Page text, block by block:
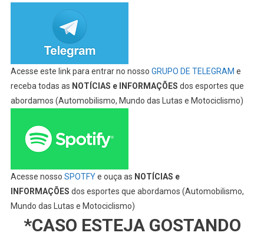
Acesse este link para entrar no nosso GRUPO DE TELEGRAM e
receba todas as NOTÍCIAS e INFORMAÇÕES dos esportes que
abordamos (Automobilismo, Mundo das Lutas e Motociclismo)
Acesse nosso SPOTFYe ouça as NOTÍCIAS e
INFORMAÇÕES dos esportes que abordamos (Automobilismo,
Mundo das Lutas e Motociclismo)
*CASO ESTEJA GOSTANDO